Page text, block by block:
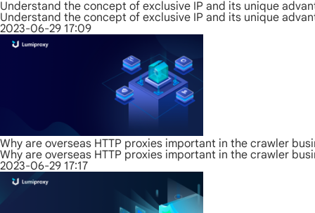
Understand the concept of exclusive IP and its unique
Understand the concept of exclusive IP and its unique
2023-06-29 17:09
Why are overseas HTTP proxies important in the crawler
Why are overseas HTTP proxies important in the crawler
2023-06-29 17:17